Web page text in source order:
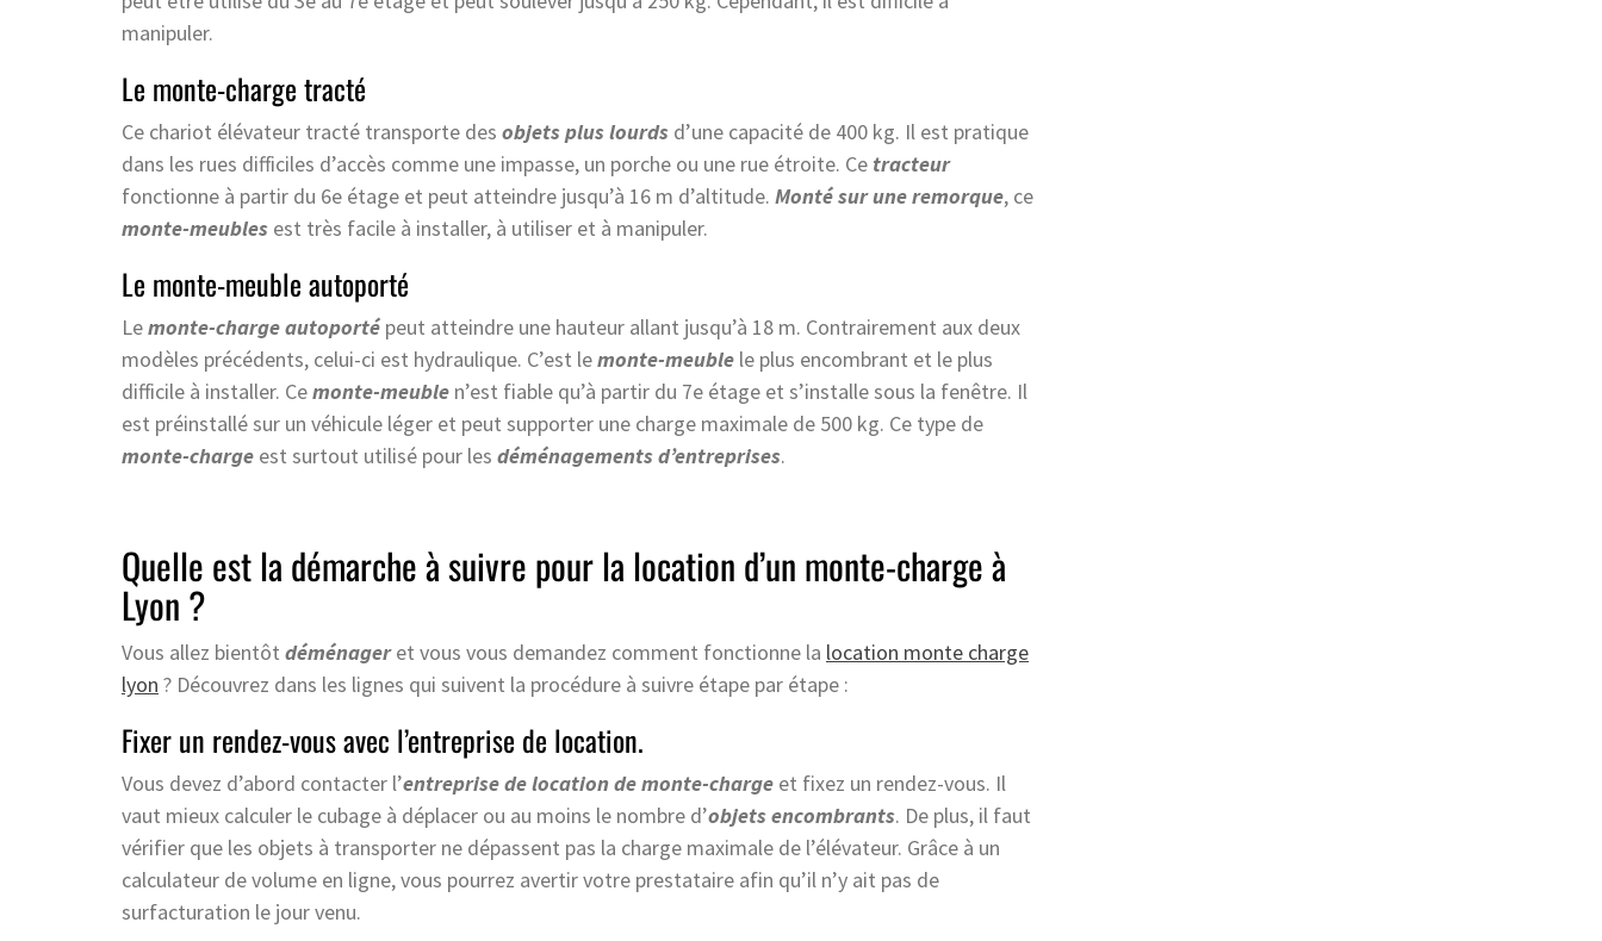
manipuler.
Le monte-charge tracté
Ce chariot élévateur tracté transporte des objets plus lourds d’une capacité de 400 kg. Il est pratique
dans les rues difficiles d’accès comme une impasse, un porche ou une rue étroite. Ce tracteur
fonctionne à partir du 6e étage et peut atteindre jusqu’à 16 m d’altitude. Monté sur une remorque, ce
monte-meubles est très facile à installer, à utiliser et à manipuler.
Le monte-meuble autoporté
Lemonte-charge autoporté peut atteindre une hauteur allant jusqu’à 18 m. Contrairement aux deux
modèles précédents, celui-ci est hydraulique. C’est lemonte-meuble le plus encombrant et le plus
difficile à installer. Cemonte-meuble n’est fiable qu’à partir du 7e étage et s’installe sous la fenêtre. Il
est préinstallé sur un véhicule léger et peut supporter une charge maximale de 500 kg. Ce type de
monte-charge est surtout utilisé pour les déménagements d’entreprises.
Quelle est la démarche à suivre pour la location d’un monte-charge à
Lyon ?
Vous allez bientôt déménageret vous vous demandez comment fonctionne la location monte charge
lyon ? Découvrez dans les lignes qui suivent la procédure à suivre étape par étape :
Fixer un rendez-vous avec l’entreprise de location.
Vous devez d’abord contacter l’entreprise de location de monte-charge et fixez un rendez-vous. Il
vaut mieux calculer le cubage à déplacer ou au moins le nombre d’objets encombrants. De plus, il faut
vérifier que les objets à transporter ne dépassent pas la charge maximale de l’élévateur. Grâce à un
calculateur de volume en ligne, vous pourrez avertir votre prestataire afin qu’il n’y ait pas de
surfacturation le jour venu.